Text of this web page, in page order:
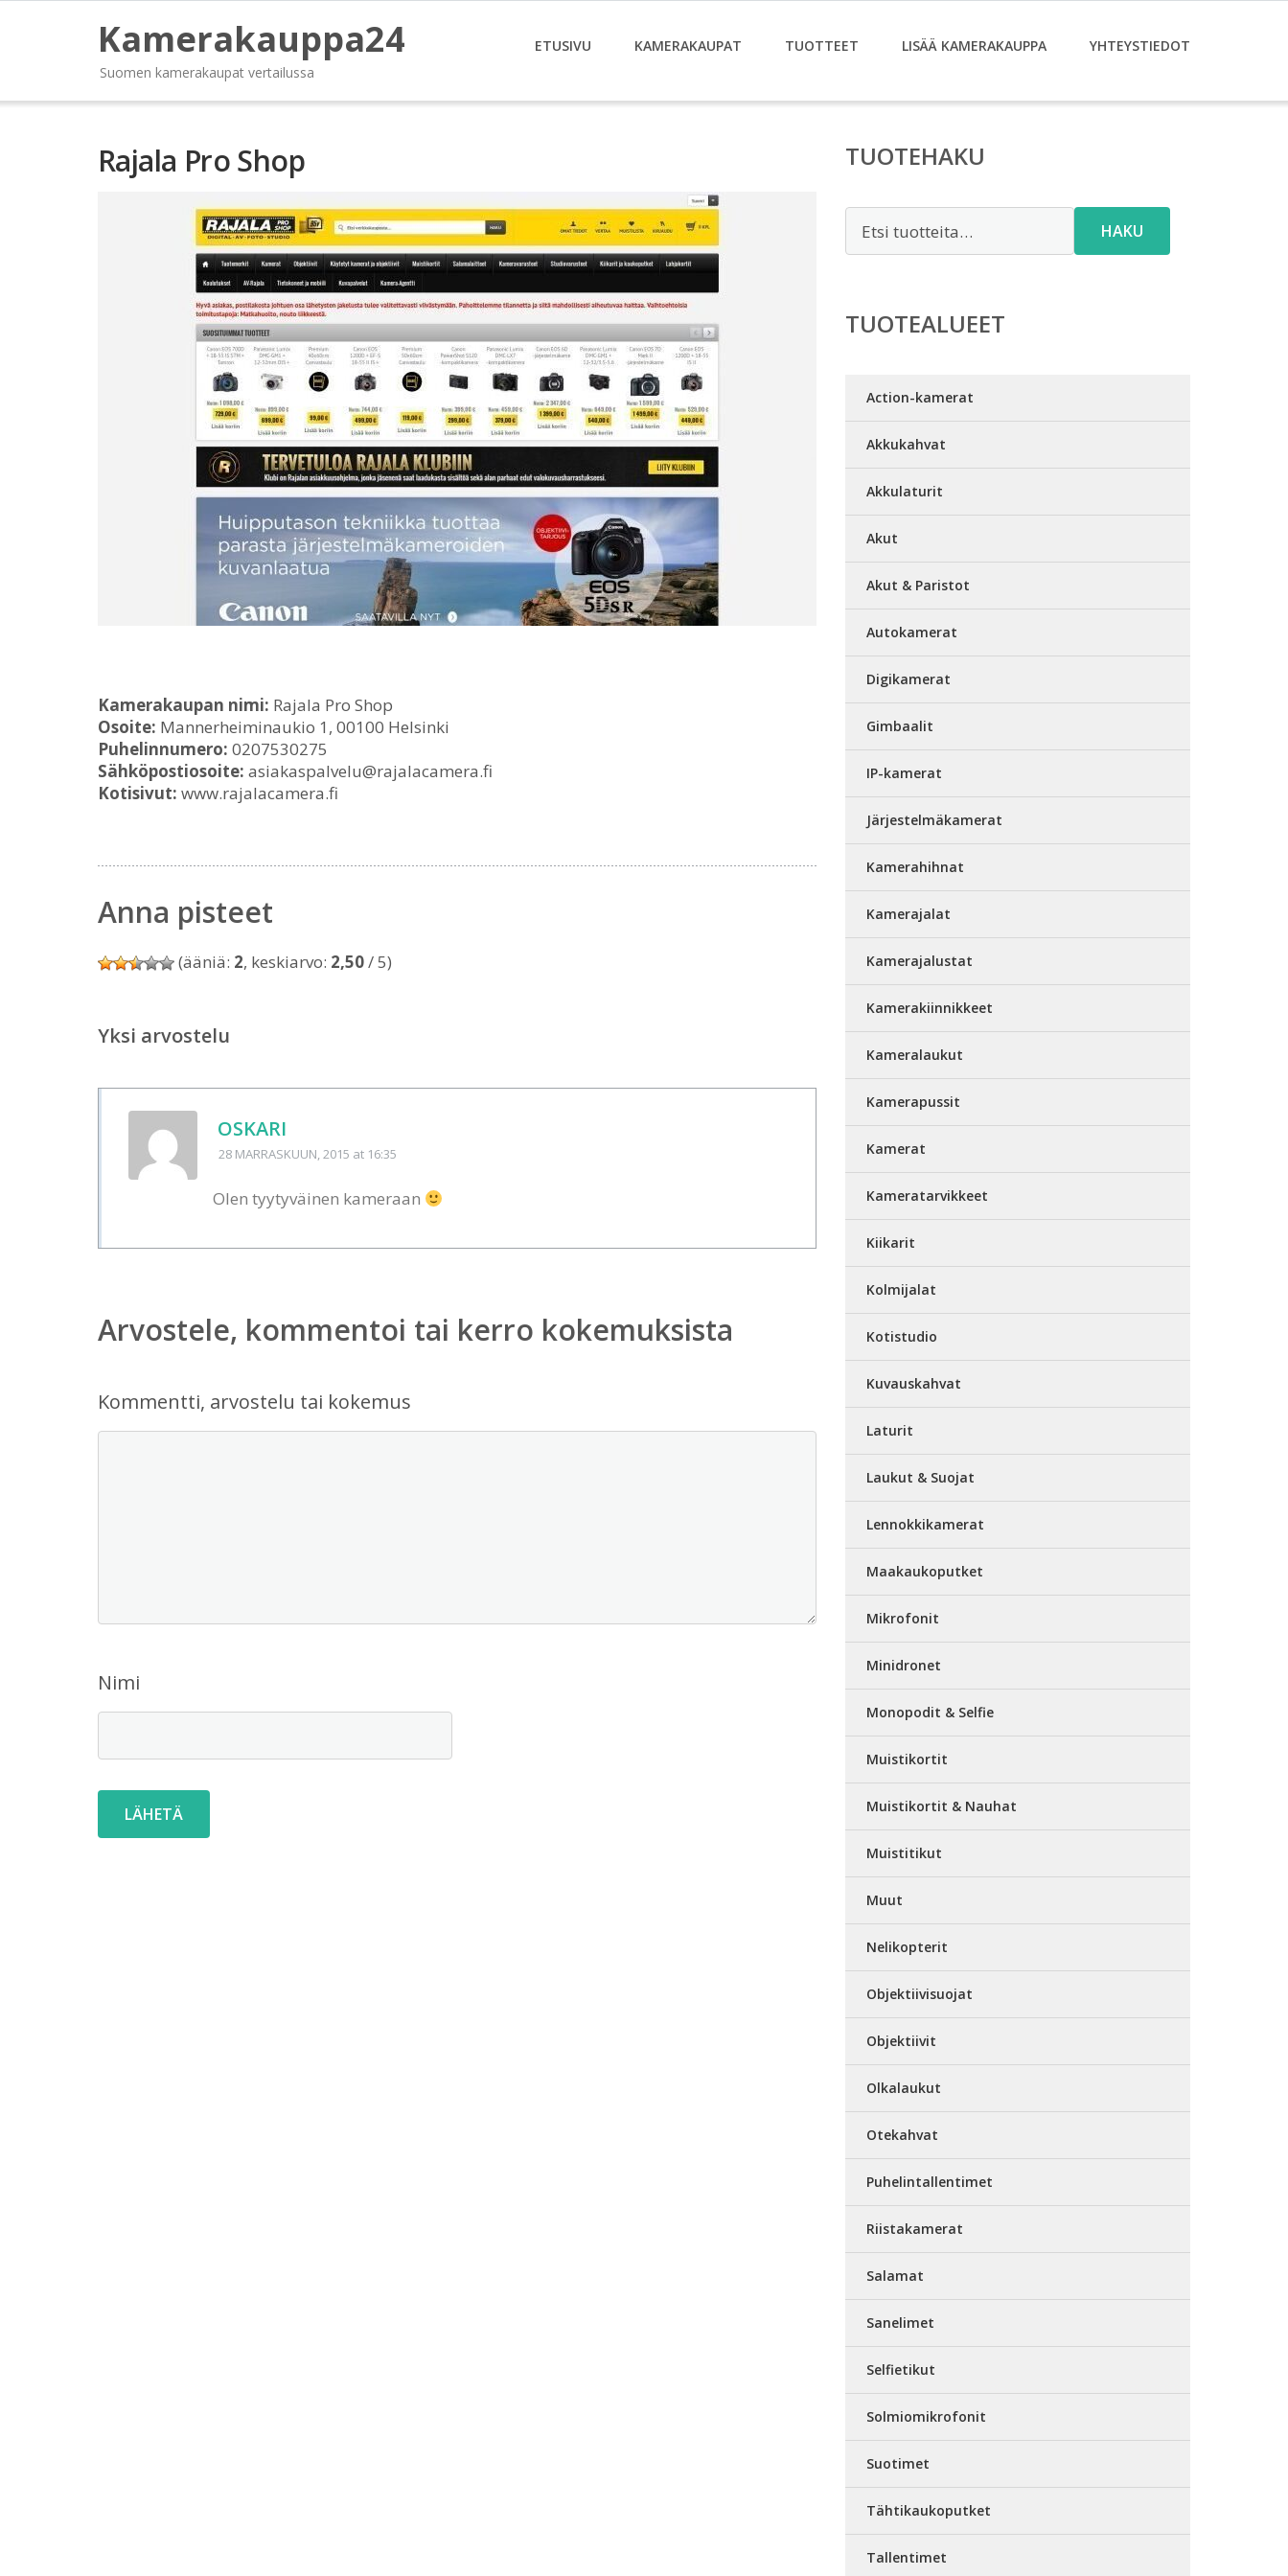
Kamerakauppa24
Suomen kamerakaupat vertailussa
ETUSIVU KAMERAKAUPAT TUOTTEET LISÄÄ KAMERAKAUPPA YHTEYSTIEDOT
Rajala Pro Shop
Kamerakaupan nimi: Rajala Pro Shop
Osoite: Mannerheiminaukio 1, 00100 Helsinki
Puhelinnumero: 0207530275
Sähköpostiosoite: asiakaspalvelu@rajalacamera.fi
Kotisivut: www.rajalacamera.fi
Anna pisteet
(ääniä: 2, keskiarvo: 2,50/ 5)
Yksi arvostelu
OSKARI
28 MARRASKUUN, 2015 at 16:35
Olen tyytyväinen kameraan
Arvostele, kommentoi tai kerro kokemuksista
Kommentti, arvostelu tai kokemus
Nimi
TUOTEHAKU
HAKU
TUOTEALUEET
Action-kamerat
Akkukahvat
Akkulaturit
Akut
Akut & Paristot
Autokamerat
Digikamerat
Gimbaalit
IP-kamerat
Järjestelmäkamerat
Kamerahihnat
Kamerajalat
Kamerajalustat
Kamerakiinnikkeet
Kameralaukut
Kamerapussit
Kamerat
Kameratarvikkeet
Kiikarit
Kolmijalat
Kotistudio
Kuvauskahvat
Laturit
Laukut & Suojat
Lennokkikamerat
Maakaukoputket
Mikrofonit
Minidronet
Monopodit & Selfie
Muistikortit
Muistikortit & Nauhat
Muistitikut
Muut
Nelikopterit
Objektiivisuojat
Objektiivit
Olkalaukut
Otekahvat
Puhelintallentimet
Riistakamerat
Salamat
Sanelimet
Selfietikut
Solmiomikrofonit
Suotimet
Tähtikaukoputket
Tallentimet